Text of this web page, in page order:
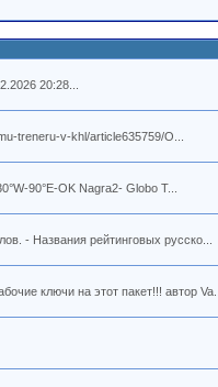
20:28...
treneru-v-khl/article635759/О...
90°E-OK Nagra2- Globo T...
- Названия рейтинговых русско...
ключи на этот пакет!!! автор Va...